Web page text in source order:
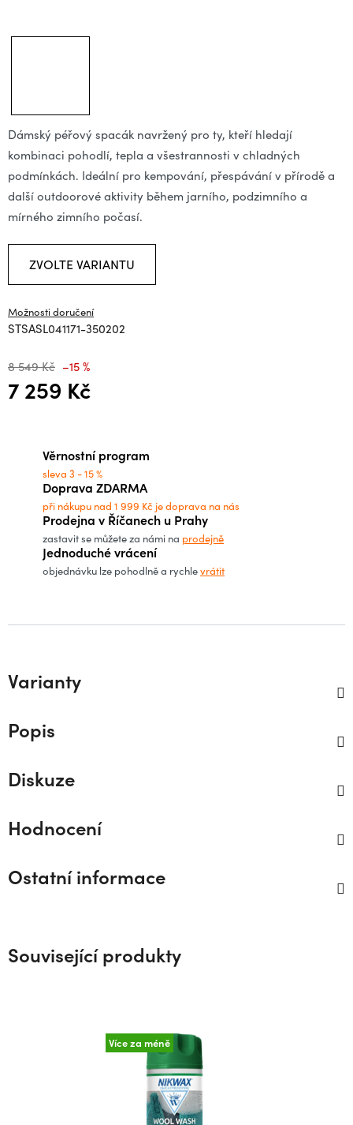
Dámský péřový spacák navržený pro ty, kteří hledají
kombinaci pohodlí, tepla a všestrannosti v chladných
podmínkách. Ideální pro kempování, přespávání v přírodě a
další outdoorové aktivity během jarního, podzimního a
mírného zimního počasí.
ZVOLTE VARIANTU
Možnosti doručení
STSASL041171-350202
8 549 Kč –15 %
7 259 Kč
Věrnostní program
sleva 3 - 15 %
Doprava ZDARMA
při nákupu nad 1 999 Kč je doprava na nás
Prodejna v Říčanech u Prahy
zastavit se můžete za námi na prodejně
Jednoduché vrácení
objednávku lze pohodlně a rychlevrátit
Varianty
Popis
Diskuze
Hodnocení
Ostatní informace
Související produkty
Více za méně